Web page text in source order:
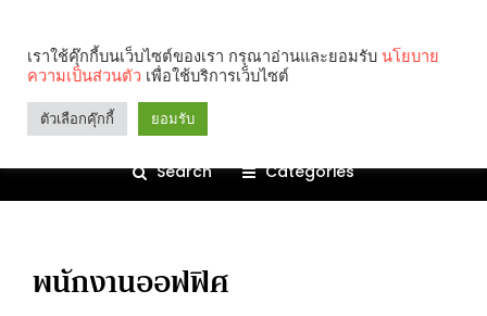
Search Categories
พนักงานออฟฟิศ
เราใช้คุ๊กกี้บนเว็บไซต์ของเรา กรุณาอ่านและยอมรับ นโยบาย
ความเป็นส่วนตัว เพื่อใช้บริการเว็บไซต์
ตัวเลือกคุ๊กกี้ ยอมรับ